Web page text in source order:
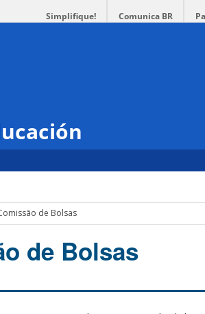
Simplifique! Comunica BR
de Bolsas
de Bolsas